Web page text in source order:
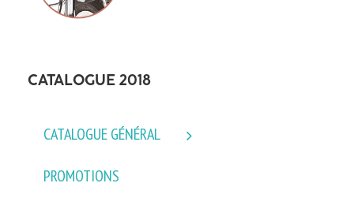
CATALOGUE 2018
CATALOGUE GÉNÉRAL
PROMOTIONS